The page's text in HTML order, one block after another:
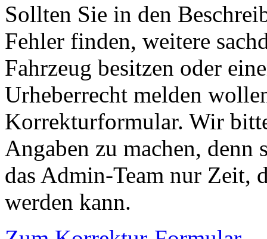
Sollten Sie in den
Fehler finden, weitere
Fahrzeug besitzen oder
Urheberrecht melden
Korrekturformular. Wir
Angaben zu machen,
das Admin-Team nur Zeit,
werden kann.